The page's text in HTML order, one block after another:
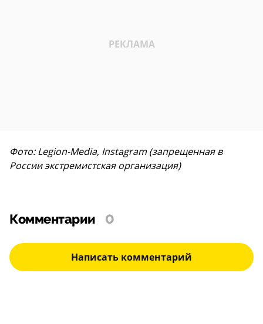
Фото: Legion-Media, Instagram (запрещенная в
России экстремистская организация)
Комментарии 0
Написать комментарий